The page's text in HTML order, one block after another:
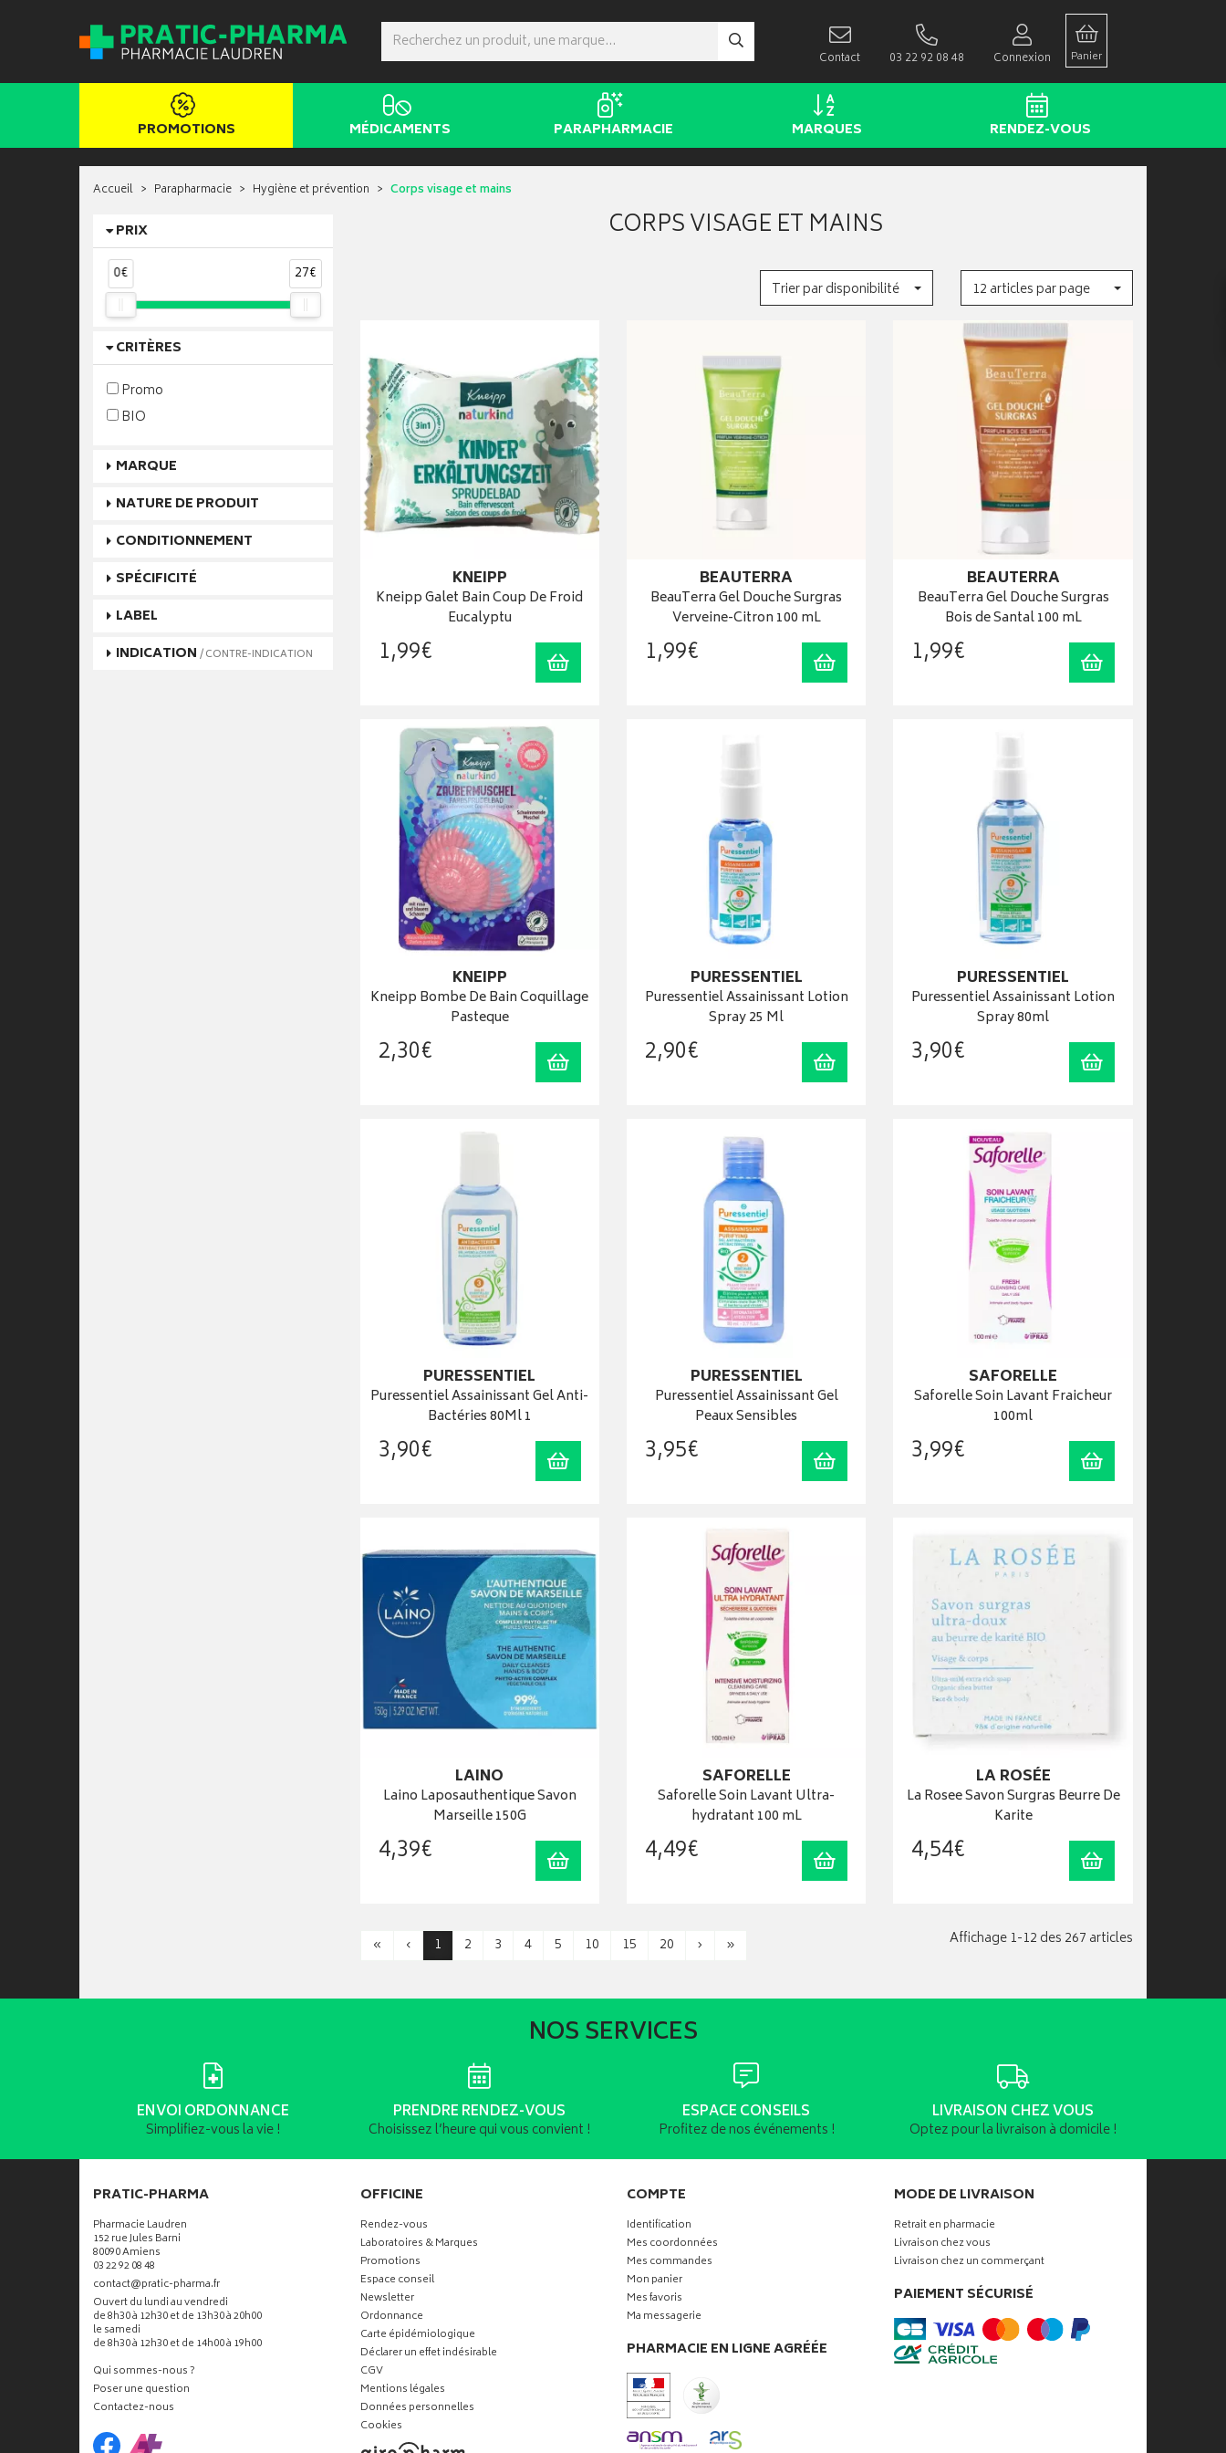
Contact 03 22 92 08 48 Connexion Panier
PROMOTIONS MÉDICAMENTS PARAPHARMACIE MARQUES RENDEZ-VOUS
Accueil Parapharmacie Hygiène et prévention Corps visage et mains
PRIX
0€
27€
CRITÈRES
Promo
BIO
MARQUE
NATURE DE PRODUIT
CONDITIONNEMENT
SPÉCIFICITÉ
LABEL
INDICATION / CONTRE-INDICATION
CORPS VISAGE ET MAINS
Trier par disponibilité 12 articles par page
KNEIPP
Kneipp Galet Bain Coup De Froid
Eucalyptu
1,99€ Ajouter au panier
BEAUTERRA
BeauTerra Gel Douche Surgras
Verveine-Citron 100 mL
1,99€ Ajouter au panier
BEAUTERRA
BeauTerra Gel Douche Surgras
Bois de Santal 100 mL
1,99€ Ajouter au panier
KNEIPP
Kneipp Bombe De Bain Coquillage
Pasteque
2,30€ Ajouter au panier
PURESSENTIEL
Puressentiel Assainissant Lotion
Spray 25 Ml
2,90€ Ajouter au panier
PURESSENTIEL
Puressentiel Assainissant Lotion
Spray 80ml
3,90€ Ajouter au panier
PURESSENTIEL
Puressentiel Assainissant Gel Anti-
Bactéries 80Ml 1
3,90€ Ajouter au panier
PURESSENTIEL
Puressentiel Assainissant Gel
Peaux Sensibles
3,95€ Ajouter au panier
SAFORELLE
Saforelle Soin Lavant Fraicheur
100ml
3,99€ Ajouter au panier
LAINO
Laino Laposauthentique Savon
Marseille 150G
4,39€ Ajouter au panier
SAFORELLE
Saforelle Soin Lavant Ultra-
hydratant 100 mL
4,49€ Ajouter au panier
LA ROSÉE
La Rosee Savon Surgras Beurre De
Karite
4,54€ Ajouter au panier
« ‹ 1 2 3 4 5 10 15 20 › » Affichage 1-12 des 267 articles
NOS SERVICES
ENVOI ORDONNANCE
Simplifiez-vous la vie !
PRENDRE RENDEZ-VOUS
Choisissez l’heure qui vous convient !
ESPACE CONSEILS
Profitez de nos événements !
LIVRAISON CHEZ VOUS
Optez pour la livraison à domicile !
PRATIC-PHARMA
Pharmacie Laudren
152 rue Jules Barni
80090 Amiens
03 22 92 08 48
contact-
@-
pratic-pharma.fr
Ouvert du lundi au vendredi
de 8h30 à 12h30 et de 13h30 à 20h00
le samedi
de 8h30 à 12h30 et de 14h00 à 19h00
Qui sommes-nous ?
Poser une question
Contactez-nous
OFFICINE
Rendez-vous
Laboratoires & Marques
Promotions
Espace conseil
Newsletter
Ordonnance
Carte épidémiologique
Déclarer un effet indésirable
CGV
Mentions légales
Données personnelles
Cookies
COMPTE
Identification
Mes coordonnées
Mes commandes
Mon panier
Mes favoris
Ma messagerie
PHARMACIE EN LIGNE AGRÉÉE
MODE DE LIVRAISON
Retrait en pharmacie
Livraison chez vous
Livraison chez un commerçant
PAIEMENT SÉCURISÉ